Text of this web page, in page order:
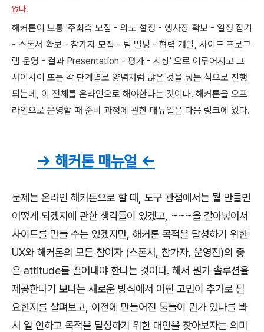
없다.
해커톤이 보통 '주최측 모집 - 의도 설정 - 행사장 확보 - 일정 잡기
- 스폰서 확보 - 참가자 모집 - 팀 빌딩 - 협력 개발, 사이드 프로그
램 운영 - 결과 Presentation - 평가 - 시상' 으로 이루어지고 그
사이사이 또는 각 단계별로 양념처럼 많은 것을 넣는 식으로 진행
되는데, 이 전체를 온라인으로 해야한다는 것이다. 해커톤을 오프
라인으로 운영할 때 준비 과정에 관한 매뉴얼은 다음 링크에 있다.
-> 해커톤 매뉴얼 <-
문제는 온라인 해커톤으로 할 때, 도구 관점에서는 뭘 만들면
어떻게 되겠지에 관한 생각들이 있겠고, ~~~을 갈아넣어서
사이트를 만들 수는 있겠지만, 해커톤 목적을 달성하기 위한
UX와 해커톤의 모든 참여자 (스폰서, 참가자, 운영진)의 좋
은 attitude를 끌어내야 한다는 것이다. 해서 뭔가 솔루션을
제공한다기 보다는 새로운 방식에서 어떤 고민이 추가로 필
요한지를 살펴보고, 이전에 만들어진 툴들이 뭔가 있나를 봐
서 일 안하고 목적을 달성하기 위한 대안을 찾아보자는 의미